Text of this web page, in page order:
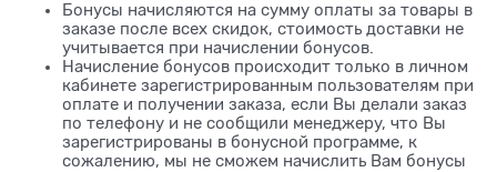
Бонусы начисляются на сумму оплаты за товары в
заказе после всех скидок, стоимость доставки не
учитывается при начислении бонусов.
Начисление бонусов происходит только в личном
кабинете зарегистрированным пользователям при
оплате и получении заказа, если Вы делали заказ
по телефону и не сообщили менеджеру, что Вы
зарегистрированы в бонусной программе, к
сожалению, мы не сможем начислить Вам бонусы